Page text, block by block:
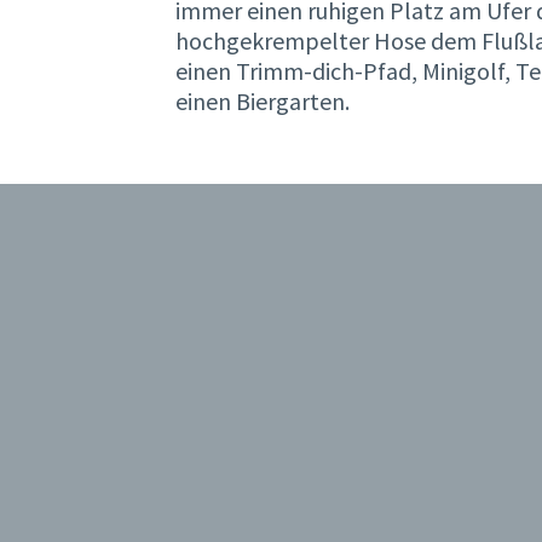
immer einen ruhigen Platz am
hochgekrempelter Hose dem
einen Trimm-dich-Pfad, Minigolf,
einen Biergarten.